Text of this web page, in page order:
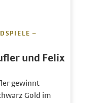
–
und Felix
gewinnt
Gold im